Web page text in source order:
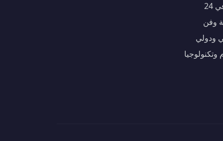
وفن
ودولي
وتكنولوجيا